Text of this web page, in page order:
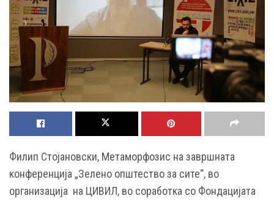
Филип Стојановски, Метаморфозис на завршната
конференција „Зелено општество за сите“, во
организација на ЦИВИЛ, во соработка со Фондацијата